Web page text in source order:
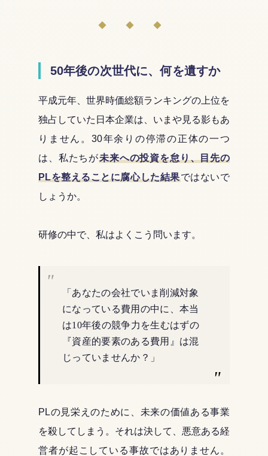
◆ ◆ ◆
50年後の次世代に、何を遺すか
平成元年、世界時価総額ランキングの上位を
独占していた日本企業は、いまや見る影もあ
りません。30年余りの停滞の正体の一つ
は、私たちが未来への投資を怠り、目先の
PLを整えることに腐心した結果ではないで
しょうか。
研修の中で、私はよくこう問います。
「あなたの会社でいま削減対象
になっている費用の中に、本当
は10年後の競争力を生むはずの
『資産的要素のある費用』は混
じっていませんか？」
PLの見栄えのために、未来の価値ある事業
を殺してしまう。それは決して、悪意ある経
営者が起こしている事故ではありません。